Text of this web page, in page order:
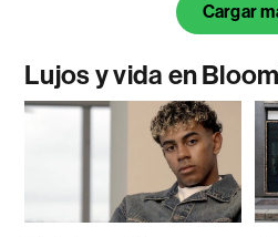
Cargar
Lujos y vida en